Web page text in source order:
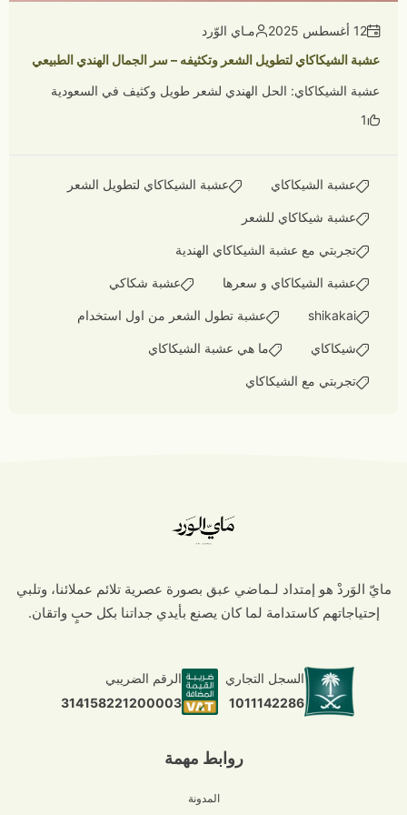
12 أغسطس 2025
مـاي الوّرد
عشبة الشيكاكاي لتطويل الشعر وتكثيفه – سر الجمال الهندي الطبيعي
عشبة الشيكاكاي: الحل الهندي لشعر طويل وكثيف في السعودية
1
عشبة الشيكاكاي عشبة الشيكاكاي لتطويل الشعر
عشبة شيكاكاي للشعر
تجربتي مع عشبة الشيكاكاي الهندية
عشبة الشيكاكاي و سعرها عشبة شكاكي
shikakai عشبة تطول الشعر من اول استخدام
شيكاكاي ما هي عشبة الشيكاكاي
تجربتي مع الشيكاكاي
روابط مهمة
المدونة
مايّ الوَردْ هو إمتداد لـماضي عبق بصورة عصرية تلائم عملائنا، وتلبي
إحتياجاتهم كاستدامة لما كان يصنع بأيدي جداتنا بكل حبٍ واتقان.
السجل التجاري
1011142286
الرقم الضريبي
314158221200003